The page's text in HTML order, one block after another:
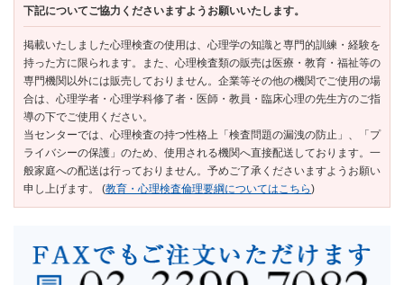
下記についてご協力くださいますようお願いいたします。
掲載いたしました心理検査の使用は、心理学の知識と専門的訓練・経験を
持った方に限られます。また、心理検査類の販売は医療・教育・福祉等の
専門機関以外には販売しておりません。企業等その他の機関でご使用の場
合は、心理学者・心理学科修了者・医師・教員・臨床心理の先生方のご指
導の下でご使用ください。
当センターでは、心理検査の持つ性格上「検査問題の漏洩の防止」、「プ
ライバシーの保護」のため、使用される機関へ直接配送しております。一
般家庭への配送は行っておりません。予めご了承くださいますようお願い
申し上げます。 (教育・心理検査倫理要綱についてはこちら)